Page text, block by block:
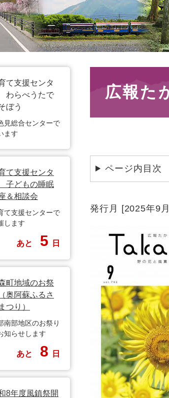
広報た
ページ内目次
発行月 [2025年9
て支援センタ
わらべうたで
ぼう
見総合センターで
ます
て支援センタ
子どもの睡眠
＆相談会
て支援センターで
します
あと 5 日
町地域のお祭
奥阿蘇ふるさ
つり）
南部地区のお祭り
知らせします
あと 8 日
8年度風鎮祭開